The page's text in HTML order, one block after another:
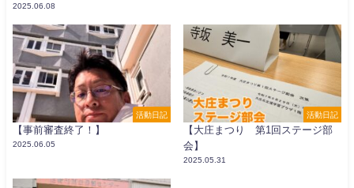
2025.06.08
活動日記
【事前審査終了！】
2025.06.05
活動日記
【大庄まつり 第1回ステージ部
会】
2025.05.31